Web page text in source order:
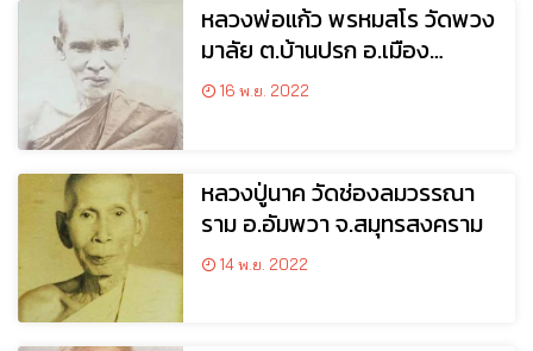
หลวงพ่อแก้ว พรหมสโร วัดพวง
มาลัย ต.บ้านปรก อ.เมือง
จ.สมุทรสงคราม
16 พ.ย. 2022
หลวงปู่นาค วัดช่องลมวรรณา
ราม อ.อัมพวา จ.สมุทรสงคราม
14 พ.ย. 2022